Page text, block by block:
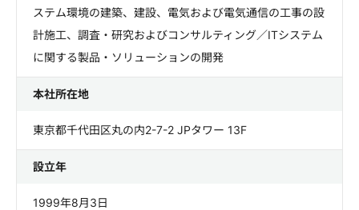
ステム環境の建築、建設、電気および電気通信の工事の設
計施工、調査・研究およびコンサルティング／ITシステム
に関する製品・ソリューションの開発
本社所在地
東京都千代田区丸の内2-7-2 JPタワー 13F
設立年
1999年8月3日